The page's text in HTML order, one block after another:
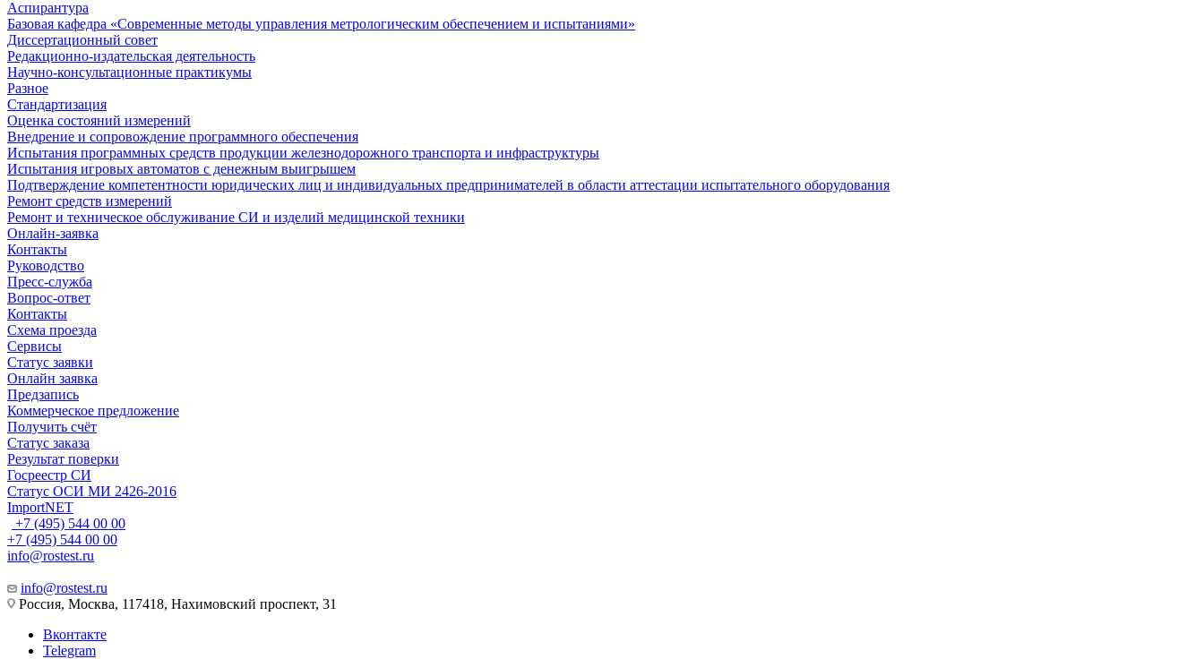
Аспирантура
Базовая кафедра «Современные методы управления метрологическим обеспечением и испытаниями»
Диссертационный совет
Редакционно-издательская деятельность
Научно-консультационные практикумы
Разное
Стандартизация
Оценка состояний измерений
Внедрение и сопровождение программного обеспечения
Испытания программных средств продукции железнодорожного транспорта и инфраструктуры
Испытания игровых автоматов с денежным выигрышем
Подтверждение компетентности юридических лиц и индивидуальных предпринимателей в области аттестации испытательного оборудования
Ремонт средств измерений
Ремонт и техническое обслуживание СИ и изделий медицинской техники
Онлайн-заявка
Контакты
Руководство
Пресс-служба
Вопрос-ответ
Контакты
Схема проезда
Сервисы
Статус заявки
Онлайн заявка
Предзапись
Коммерческое предложение
Получить счёт
Статус заказа
Результат поверки
Госреестр СИ
Статус ОСИ МИ 2426-2016
ImportNET
+7 (495) 544 00 00
+7 (495) 544 00 00
info@rostest.ru
info@rostest.ru
Россия, Москва, 117418, Нахимовский проспект, 31
Вконтакте
Telegram